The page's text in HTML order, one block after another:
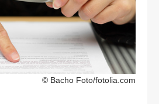
© Bacho Foto/fotolia.com